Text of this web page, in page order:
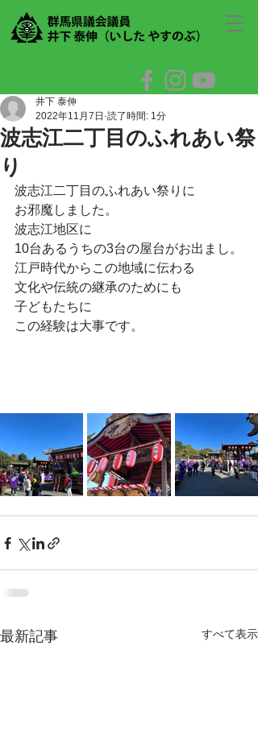
波志江二丁目のふれあい祭
り
井下 泰伸
2022年11月7日 読了時間: 1分
波志江二丁目のふれあい祭りに
お邪魔しました。
波志江地区に
10台あるうちの3台の屋台がお出まし。
江戸時代からこの地域に伝わる
文化や伝統の継承のためにも
子どもたちに
この経験は大事です。
最新記事 すべて表示